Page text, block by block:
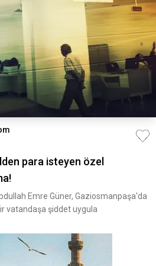
para isteyen özel
Emre Güner, Gaziosmanpaşa'da
vatandaşa şiddet uygula